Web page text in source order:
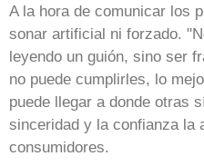
A la hora de comunicar los
sonar artificial ni forzado.
leyendo un guión, sino ser
no puede cumplirles, lo
puede llegar a donde otras
sinceridad y la confianza la
consumidores.